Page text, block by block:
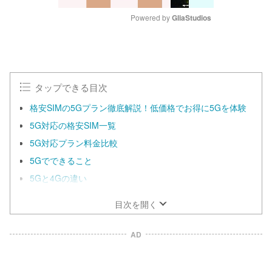
Powered by GliaStudios
タップできる目次
格安SIMの5Gプラン徹底解説！低価格でお得に5Gを体験
5G対応の格安SIM一覧
5G対応プラン料金比較
5Gでできること
5Gと4Gの違い
目次を開く
AD